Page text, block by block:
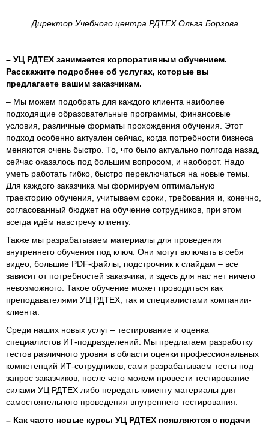
Директор Учебного центра РДТЕХ Ольга Борзова
– УЦ РДТЕХ занимается корпоративным обучением.
Расскажите подробнее об услугах, которые вы
предлагаете вашим заказчикам.
– Мы можем подобрать для каждого клиента наиболее
подходящие образовательные программы, финансовые
условия, различные форматы прохождения обучения. Этот
подход особенно актуален сейчас, когда потребности бизнеса
меняются очень быстро. То, что было актуально полгода назад,
сейчас оказалось под большим вопросом, и наоборот. Надо
уметь работать гибко, быстро переключаться на новые темы.
Для каждого заказчика мы формируем оптимальную
траекторию обучения, учитываем сроки, требования и, конечно,
согласованный бюджет на обучение сотрудников, при этом
всегда идём навстречу клиенту.
Также мы разрабатываем материалы для проведения
внутреннего обучения под ключ. Они могут включать в себя
видео, большие PDF-файлы, подстрочник к слайдам – все
зависит от потребностей заказчика, и здесь для нас нет ничего
невозможного. Такое обучение может проводиться как
преподавателями УЦ РДТЕХ, так и специалистами компании-
клиента.
Среди наших новых услуг – тестирование и оценка
специалистов ИТ-подразделений. Мы предлагаем разработку
тестов различного уровня в области оценки профессиональных
компетенций ИТ-сотрудников, сами разрабатываем тесты под
запрос заказчиков, после чего можем провести тестирование
силами УЦ РДТЕХ либо передать клиенту материалы для
самостоятельного проведения внутреннего тестирования.
– Как часто новые курсы УЦ РДТЕХ появляются с подачи